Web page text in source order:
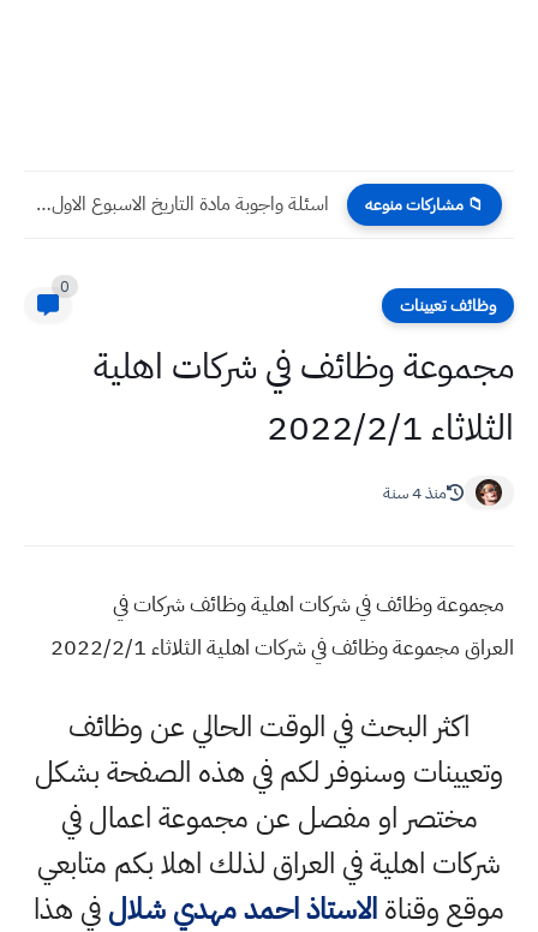
📁 مشاركات منوعه اسئلة واجوبة مادة التاريخ الاسبوع الاول للعام 2023 للصف الخامس...
وظائف تعيينات
0
مجموعة وظائف في شركات اهلية
الثلاثاء 2022/2/1
منذ 4 سنة
مجموعة وظائف في شركات اهلية وظائف شركات في
العراق مجموعة وظائف في شركات اهلية الثلاثاء 2022/2/1
اكثر البحث في الوقت الحالي عن وظائف
وتعيينات وسنوفر لكم في هذه الصفحة بشكل
مختصر او مفصل عن مجموعة اعمال في
شركات اهلية في العراق لذلك اهلا بكم متابعي
موقع وقناةالاستاذ احمد مهدي شلالفي هذا